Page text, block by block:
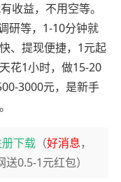
收益，不用空等。
研等，1-10分钟就
、提现便捷，1元起
花1小时，做15-20
3000元，是新手
下载（好消息，
送0.5-1元红包）